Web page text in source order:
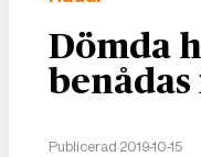
Dömda
Publicerad 2019-10-15